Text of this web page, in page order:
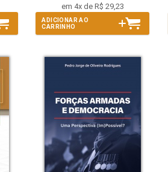
em 4x de R$ 29,23
ADICIONAR AO
CARRINHO